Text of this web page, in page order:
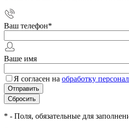
Ваш телефон*
Ваше имя
Я согласен на обработку
* - Поля, обязательные для